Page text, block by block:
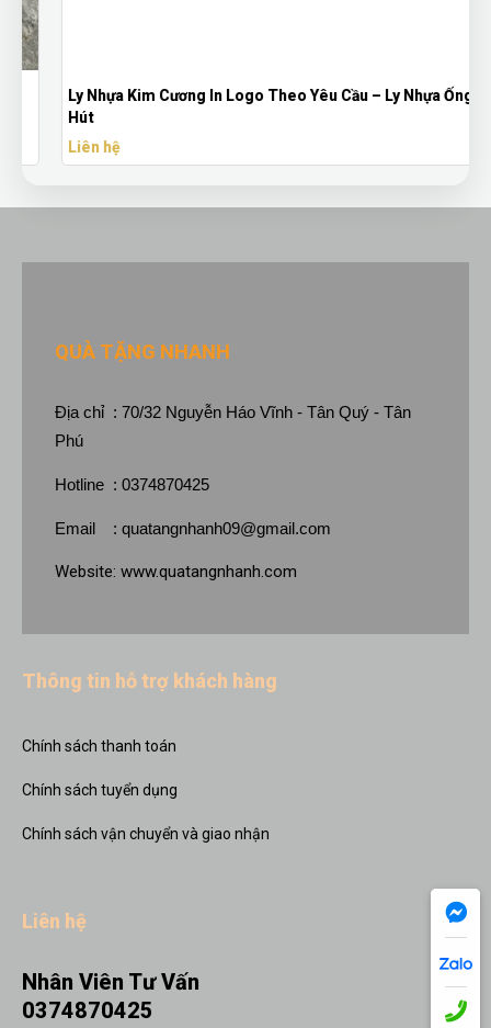
Ly Nhựa Kim Cương In Logo Theo Yêu Cầu – Ly Nhựa Ống
Liên hệ
QUÀ TẶNG NHANH
Địa chỉ : 70/32 Nguyễn Háo Vĩnh - Tân Quý - Tân
Phú
Hotline : 0374870425
Email : quatangnhanh09@gmail.com
Website: www.quatangnhanh.com
Thông tin hỗ trợ khách hàng
Chính sách thanh toán
Chính sách tuyển dụng
Chính sách vận chuyển và giao nhận
Liên hệ
Nhân Viên Tư Vấn
0374870425